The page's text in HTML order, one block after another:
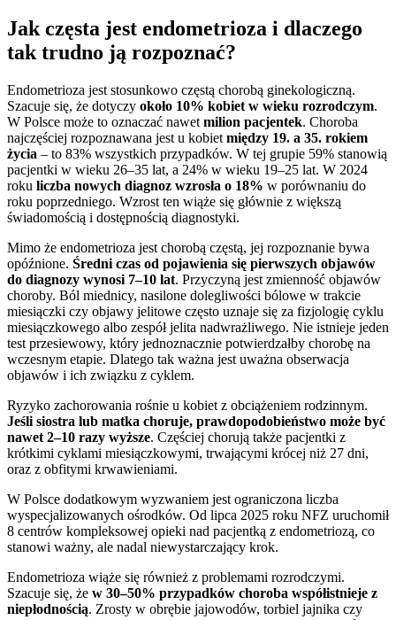
Jak częsta jest endometrioza i dlaczego
tak trudno ją rozpoznać?
Endometrioza jest stosunkowo częstą chorobą ginekologiczną.
Szacuje się, że dotyczy około 10% kobiet w wieku rozrodczym.
W Polsce może to oznaczać nawet milion pacjentek. Choroba
najczęściej rozpoznawana jest u kobiet między 19. a 35. rokiem
życia – to 83% wszystkich przypadków. W tej grupie 59% stanowią
pacjentki w wieku 26–35 lat, a 24% w wieku 19–25 lat. W 2024
roku liczba nowych diagnoz wzrosła o 18% w porównaniu do
roku poprzedniego. Wzrost ten wiąże się głównie z większą
świadomością i dostępnością diagnostyki.
Mimo że endometrioza jest chorobą częstą, jej rozpoznanie bywa
opóźnione. Średni czas od pojawienia się pierwszych objawów
do diagnozy wynosi 7–10 lat. Przyczyną jest zmienność objawów
choroby. Ból miednicy, nasilone dolegliwości bólowe w trakcie
miesiączki czy objawy jelitowe często uznaje się za fizjologię cyklu
miesiączkowego albo zespół jelita nadwrażliwego. Nie istnieje jeden
test przesiewowy, który jednoznacznie potwierdzałby chorobę na
wczesnym etapie. Dlatego tak ważna jest uważna obserwacja
objawów i ich związku z cyklem.
Ryzyko zachorowania rośnie u kobiet z obciążeniem rodzinnym.
Jeśli siostra lub matka choruje, prawdopodobieństwo może być
nawet 2–10 razy wyższe. Częściej chorują także pacjentki z
krótkimi cyklami miesiączkowymi, trwającymi krócej niż 27 dni,
oraz z obfitymi krwawieniami.
W Polsce dodatkowym wyzwaniem jest ograniczona liczba
wyspecjalizowanych ośrodków. Od lipca 2025 roku NFZ uruchomił
8 centrów kompleksowej opieki nad pacjentką z endometriozą, co
stanowi ważny, ale nadal niewystarczający krok.
Endometrioza wiąże się również z problemami rozrodczymi.
Szacuje się, że w 30–50% przypadków choroba współistnieje z
niepłodnością. Zrosty w obrębie jajowodów, torbiel jajnika czy